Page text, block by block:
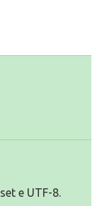
e UTF-8.